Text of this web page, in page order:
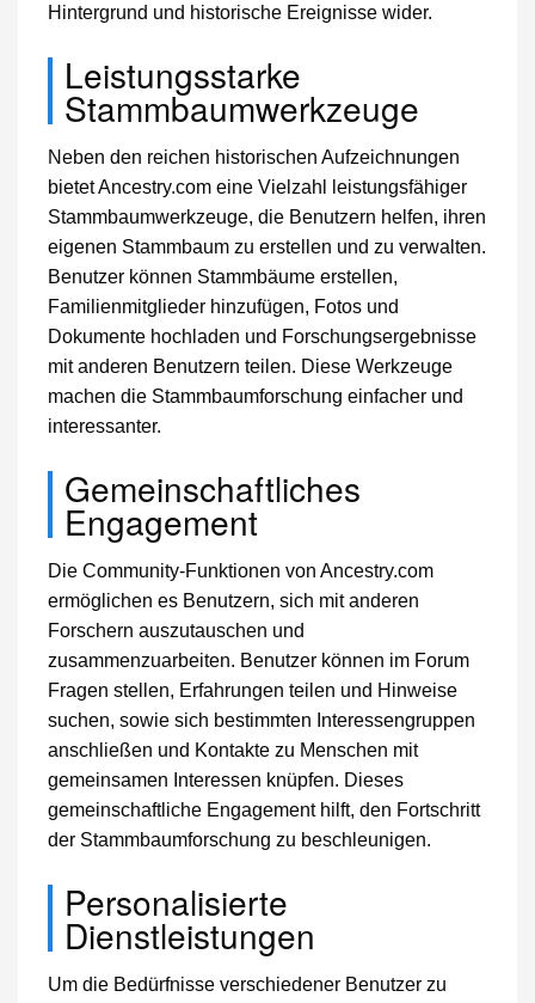
Hintergrund und historische Ereignisse wider.
Leistungsstarke
Stammbaumwerkzeuge
Neben den reichen historischen Aufzeichnungen
bietet Ancestry.com eine Vielzahl leistungsfähiger
Stammbaumwerkzeuge, die Benutzern helfen, ihren
eigenen Stammbaum zu erstellen und zu verwalten.
Benutzer können Stammbäume erstellen,
Familienmitglieder hinzufügen, Fotos und
Dokumente hochladen und Forschungsergebnisse
mit anderen Benutzern teilen. Diese Werkzeuge
machen die Stammbaumforschung einfacher und
interessanter.
Gemeinschaftliches
Engagement
Die Community-Funktionen von Ancestry.com
ermöglichen es Benutzern, sich mit anderen
Forschern auszutauschen und
zusammenzuarbeiten. Benutzer können im Forum
Fragen stellen, Erfahrungen teilen und Hinweise
suchen, sowie sich bestimmten Interessengruppen
anschließen und Kontakte zu Menschen mit
gemeinsamen Interessen knüpfen. Dieses
gemeinschaftliche Engagement hilft, den Fortschritt
der Stammbaumforschung zu beschleunigen.
Personalisierte
Dienstleistungen
Um die Bedürfnisse verschiedener Benutzer zu